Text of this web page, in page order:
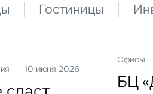
Гостиницы
10 июня 2026
Офисы
БЦ
резидент
18 ноября 2025
Россия 22 мая 2025 29
ВДНХ